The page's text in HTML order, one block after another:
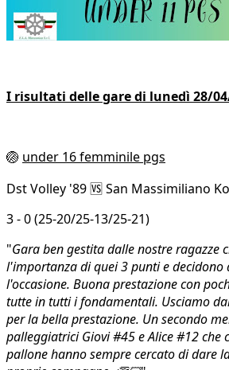
I risultati delle gare di lunedì 28/
🏐 under 16 femminile pgs
Dst Volley '89 🆚 San Massimiliano
3 - 0 (25-20/25-13/25-21)
"Gara ben gestita dalle nostre ragazze
l'importanza di quei 3 punti e decidono
l'occasione. Buona prestazione con
tutte in tutti i fondamentali. Usciamo
per la bella prestazione. Un secondo
palleggiatrici Giovi #45 e Alice #12 che
pallone hanno sempre cercato di dare